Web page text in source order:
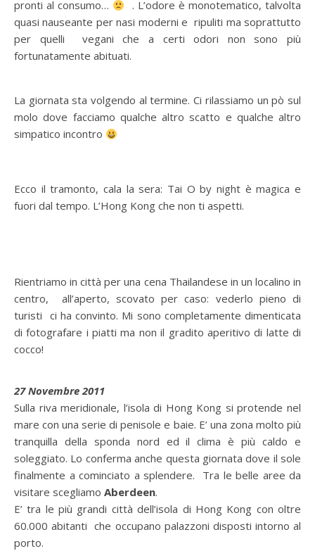
pronti al consumo…
. L’odore è monotematico, talvolta
quasi nauseante per nasi moderni e ripuliti ma soprattutto
per quelli vegani che a certi odori non sono più
fortunatamente abituati.
La giornata sta volgendo al termine. Ci rilassiamo un pò sul
molo dove facciamo qualche altro scatto e qualche altro
simpatico incontro
Ecco il tramonto, cala la sera: Tai O by night è magica e
fuori dal tempo. L’Hong Kong che non ti aspetti.
Rientriamo in città per una cena Thailandese in un localino in
centro, all’aperto, scovato per caso: vederlo pieno di
turisti ci ha convinto. Mi sono completamente dimenticata
di fotografare i piatti ma non il gradito aperitivo di latte di
cocco!
27 Novembre 2011
Sulla riva meridionale, l’isola di Hong Kong si protende nel
mare con una serie di penisole e baie. E’ una zona molto più
tranquilla della sponda nord ed il clima è più caldo e
soleggiato. Lo conferma anche questa giornata dove il sole
finalmente a cominciato a splendere. Tra le belle aree da
visitare scegliamo Aberdeen.
E’ tra le più grandi città dell’isola di Hong Kong con oltre
60.000 abitanti che occupano palazzoni disposti intorno al
porto.